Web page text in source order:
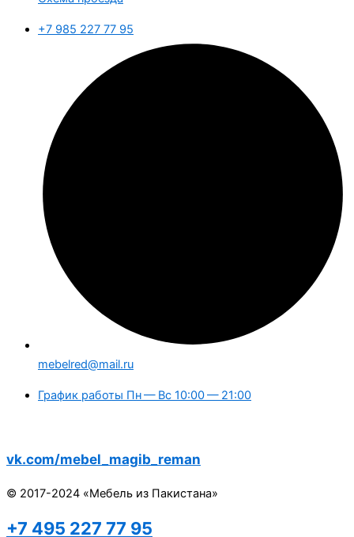
+7 985 227 77 95
mebelred@mail.ru
График работы Пн — Вс 10:00 — 21:00
vk.com/mebel_magib_reman
© 2017-2024 «Мебель из Пакистана»
+7 495 227 77 95